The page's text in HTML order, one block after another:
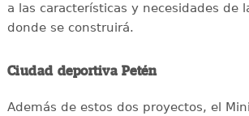
a las características y necesidades de
donde se construirá.
Ciudad deportiva Petén
Además de estos dos proyectos, el